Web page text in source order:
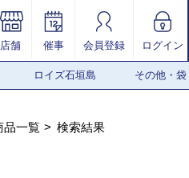
店舗 催事 会員登録 ログイン
ロイズ石垣島 その他・袋
品一覧 検索結果